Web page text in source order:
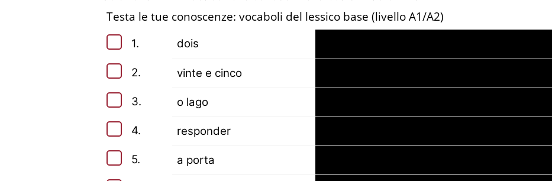
Testa le tue conoscenze: vocaboli del lessico base (livello A1/A2)
1. dois
2. vinte e cinco
3. o lago
4. responder
5. a porta